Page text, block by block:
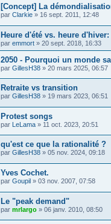
[Concept] La
par Clarkie » 16 sept. 2011, 12:48
Heure d'été vs. heure
par emmort » 20 sept. 2018, 16:33
2050 - Pourquoi un monde
par GillesH38 » 20 mars 2025, 06:57
Retraite vs transition
par GillesH38 » 19 mars 2023, 06:51
Protest songs
par LeLama » 11 oct. 2023, 20:51
qu'est ce que la rationalité ?
par GillesH38 » 05 nov. 2024, 09:18
Yves Cochet.
par Goupil » 03 nov. 2007, 07:58
Le "peak demand"
par mrlargo » 06 janv. 2010, 08:50